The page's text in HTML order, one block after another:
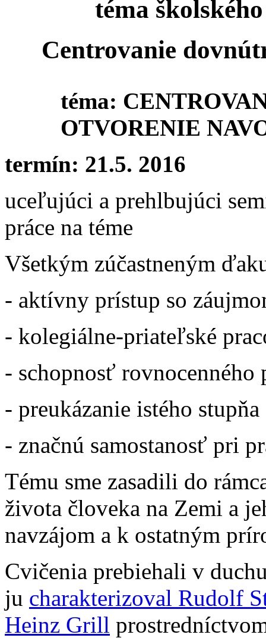
téma
Centrovanie
téma:
OTVORENIE
termín: 21.5. 2016
uceľujúci a prehlbujúci
práce na téme
Všetkým zúčastneným
- aktívny prístup so
- kolegiálne-priateľské
- schopnosť rovnocenného
- preukázanie istého
- značnú samostanosť pri
Tému sme zasadili do
života človeka na Zemi a
navzájom a k ostatným
Cvičenia prebiehali v
ju charakterizoval Rudolf
Heinz Grill